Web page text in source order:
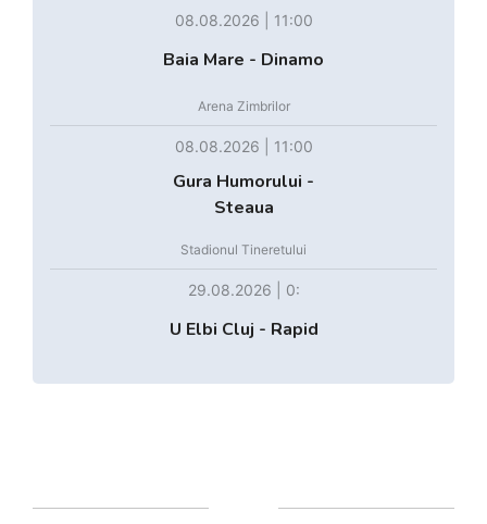
08.08.2026 | 11:00
Baia Mare - Dinamo
Arena Zimbrilor
08.08.2026 | 11:00
Gura Humorului -
Steaua
Stadionul Tineretului
29.08.2026 | 0:
U Elbi Cluj - Rapid